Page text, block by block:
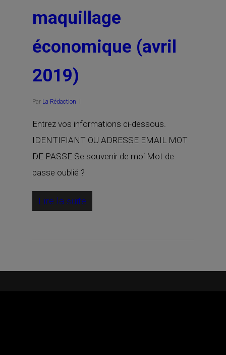
maquillage
économique (avril
2019)
Par La Rédaction
Entrez vos informations ci-dessous.
IDENTIFIANT OU ADRESSE EMAIL MOT
DE PASSE Se souvenir de moi Mot de
passe oublié ?
Lire la suite